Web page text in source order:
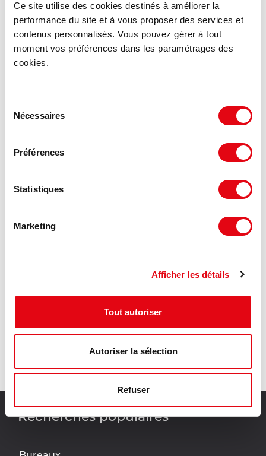
Ce site utilise des cookies destinés à améliorer la
performance du site et à vous proposer des services et
contenus personnalisés. Vous pouvez gérer à tout
moment vos préférences dans les paramétrages des
cookies.
Nécessaires
Préférences
Statistiques
Marketing
Afficher les détails
Tout autoriser
Autoriser la sélection
Refuser
projets immobiliers selon votre cahier des charges.
Contactez-nous :
Mail
Recherches populaires